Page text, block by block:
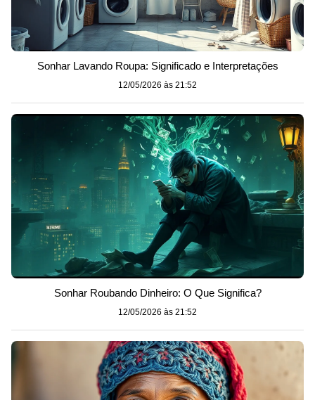
Sonhar Lavando Roupa: Significado e Interpretações
12/05/2026 às 21:52
Sonhar Roubando Dinheiro: O Que Significa?
12/05/2026 às 21:52